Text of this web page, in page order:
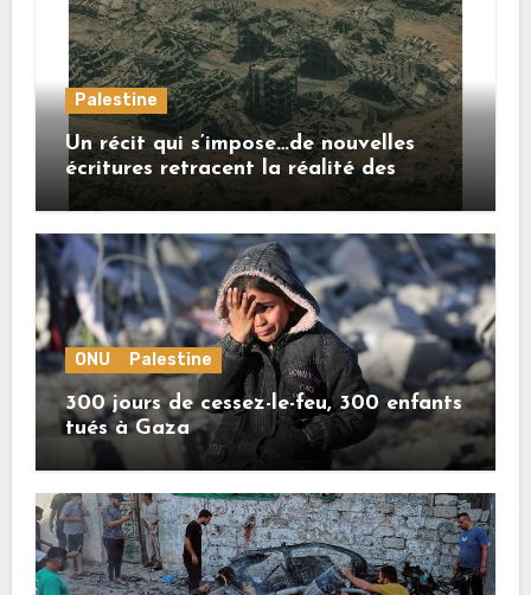
Palestine
Un récit qui s’impose…de nouvelles
écritures retracent la réalité des
crimes sionistes à Gaza
ONU Palestine
300 jours de cessez-le-feu, 300 enfants
tués à Gaza